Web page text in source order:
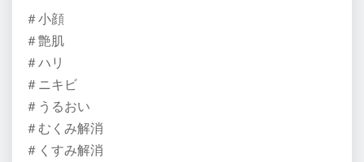
＃小顔
＃艶肌
＃ハリ
＃ニキビ
＃うるおい
＃むくみ解消
＃くすみ解消